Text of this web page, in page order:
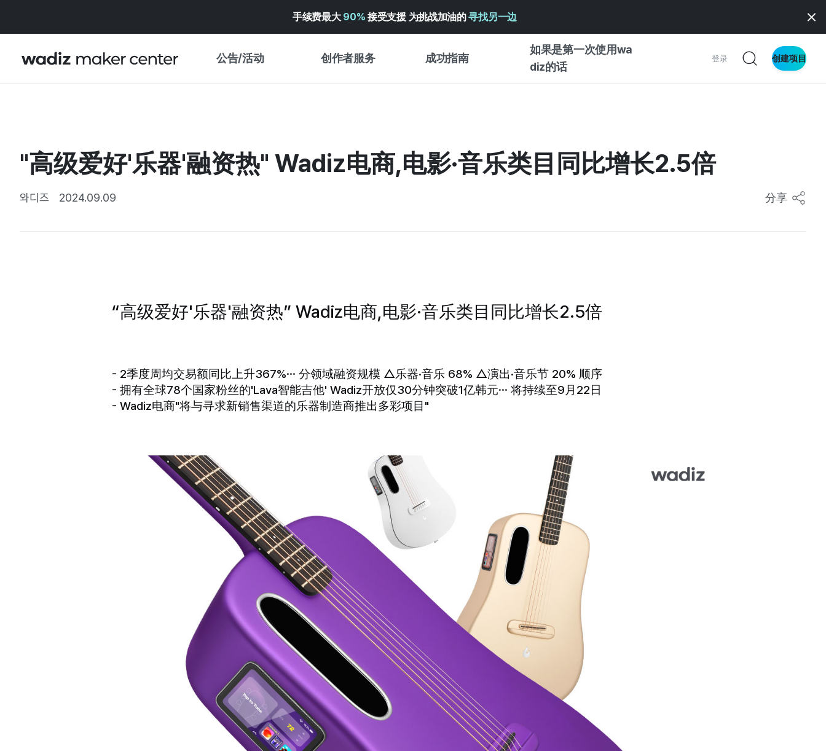
手续费最大 90% 接受支援 为挑战加油的寻找另一边
公告/活动 创作者服务 成功指南
如果是第一次使用wa
diz的话
登录 创建项目
我的 WADIZ
重要更新
新闻稿
特展日历
帮助中心 ↗︎
WADIZ 奖励 ↗︎
WADIZ SCHOOL
成功项目故事
体验型
创作型
"高级爱好'乐器'融资热" Wadiz电商,电影·音乐类目同比增长2.5倍
와디즈 2024.09.09 分享
“高级爱好'乐器'融资热” Wadiz电商,电影·音乐类目同比增长2.5倍
- 2季度周均交易额同比上升367%… 分领域融资规模 △乐器·音乐 68% △演出·音乐节 20% 顺序
- 拥有全球78个国家粉丝的'Lava智能吉他' Wadiz开放仅30分钟突破1亿韩元… 将持续至9月22日
- Wadiz电商"将与寻求新销售渠道的乐器制造商推出多彩项目"